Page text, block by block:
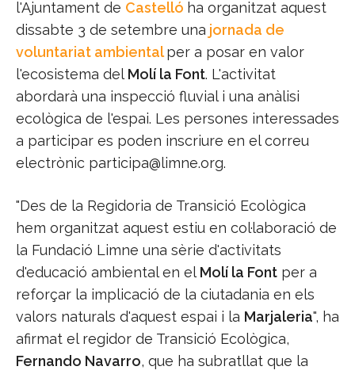
l'Ajuntament de Castelló ha organitzat aquest
dissabte 3 de setembre una jornada de
voluntariat ambientalper a posar en valor
l'ecosistema del Molí la Font. L'activitat
abordarà una inspecció fluvial i una anàlisi
ecològica de l'espai. Les persones interessades
a participar es poden inscriure en el correu
electrònic participa@limne.org.
"Des de la Regidoria de Transició Ecològica
hem organitzat aquest estiu en col·laboració de
la Fundació Limne una sèrie d'activitats
d'educació ambiental en el Molí la Font per a
reforçar la implicació de la ciutadania en els
valors naturals d'aquest espai i la Marjaleria", ha
afirmat el regidor de Transició Ecològica,
Fernando Navarro, que ha subratllat que la